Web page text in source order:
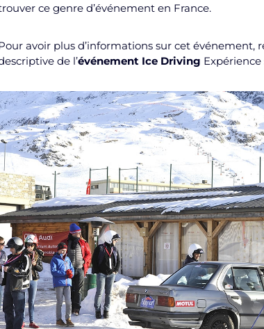
ce genre d’événement en France.
avoir plus d’informations sur cet événement,
de l’événement Ice Driving Expérience